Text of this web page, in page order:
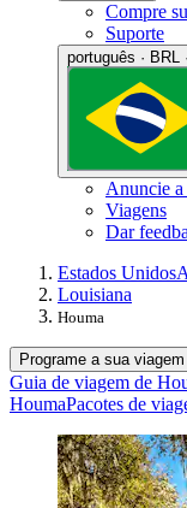
Compre
Suporte
português · BRL
Anuncie a
Viagens
Dar
Estados Unidos
Louisiana
Houma
Programe a sua viagem
Guia de viagem de
HoumaPacotes de